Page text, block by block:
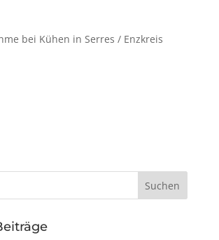
bei Kühen in Serres / Enzkreis